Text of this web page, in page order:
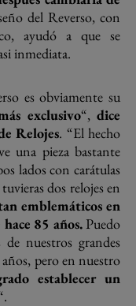
del Reverso, con
ayudó a que se
inmediata.
es obviamente su
exclusivo“,dice
Relojes. “El hecho
una pieza bastante
lados con carátulas
dos relojes en
emblemáticos en
85 años.Puedo
nuestros grandes
pero en nuestro
establecer un